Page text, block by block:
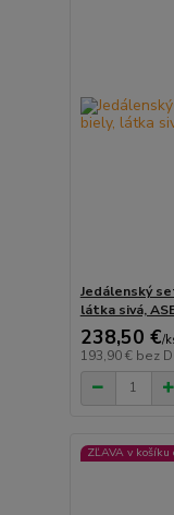
Jedálenský
látka sivá,
238,50 €/
193,90 € bez
ZĽAVA v košíku